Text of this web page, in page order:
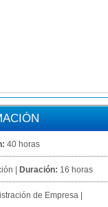
40 horas
Duración: 16 horas
de Empresa